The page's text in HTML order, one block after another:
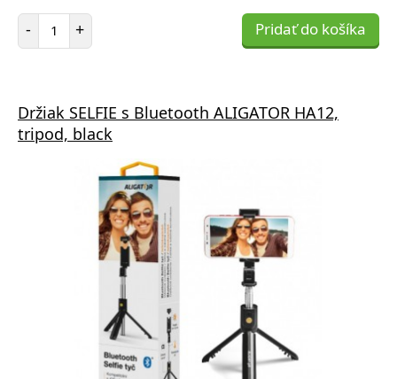
- Počet položiek
+ Pridať do košíka
Držiak SELFIE s Bluetooth ALIGATOR HA12,
tripod, black